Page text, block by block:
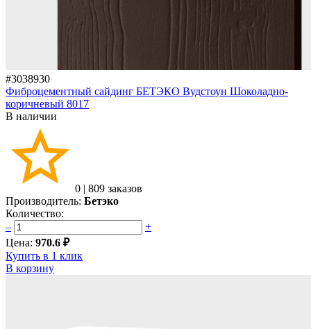
#3038930
Фиброцементный сайдинг БЕТЭКО Вудстоун Шоколадно-
коричневый 8017
В наличии
0 | 809 заказов
Производитель: Бетэко
Количество:
–
+
Цена: 970.6 ₽
Купить в 1 клик
В корзину